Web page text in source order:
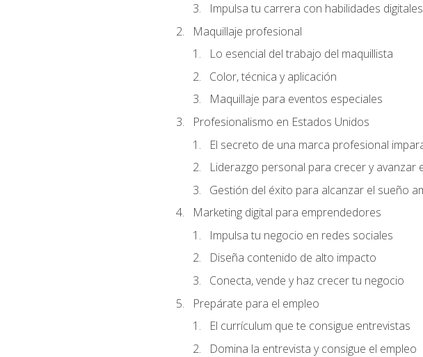
Impulsa tu carrera con habilidades digitales
Maquillaje profesional
Lo esencial del trabajo del maquillista
Color, técnica y aplicación
Maquillaje para eventos especiales
Profesionalismo en Estados Unidos
El secreto de una marca profesional
Liderazgo personal para crecer y avanzar
Gestión del éxito para alcanzar el sueño
Marketing digital para emprendedores
Impulsa tu negocio en redes sociales
Diseña contenido de alto impacto
Conecta, vende y haz crecer tu negocio
Prepárate para el empleo
El currículum que te consigue entrevistas
Domina la entrevista y consigue el empleo